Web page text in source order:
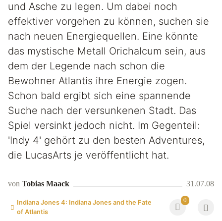
und Asche zu legen. Um dabei noch
effektiver vorgehen zu können, suchen sie
nach neuen Energiequellen. Eine könnte
das mystische Metall Orichalcum sein, aus
dem der Legende nach schon die
Bewohner Atlantis ihre Energie zogen.
Schon bald ergibt sich eine spannende
Suche nach der versunkenen Stadt. Das
Spiel versinkt jedoch nicht. Im Gegenteil:
'Indy 4' gehört zu den besten Adventures,
die LucasArts je veröffentlicht hat.
von Tobias Maack 31.07.08
Indiana Jones 4: Indiana Jones and the Fate
of Atlantis
0